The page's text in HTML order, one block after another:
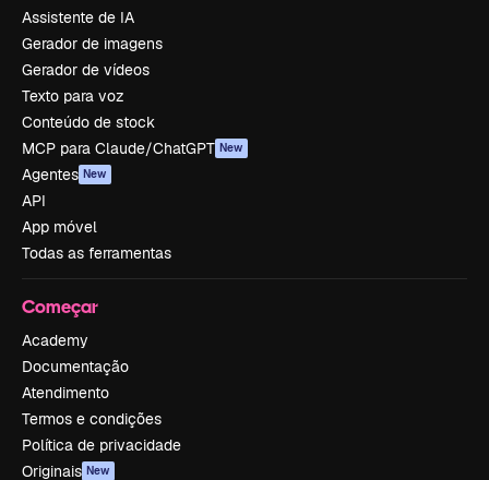
Assistente de IA
Gerador de imagens
Gerador de vídeos
Texto para voz
Conteúdo de stock
MCP para Claude/ChatGPT New
Agentes New
API
App móvel
Todas as ferramentas
Começar
Academy
Documentação
Atendimento
Termos e condições
Política de privacidade
Originais New